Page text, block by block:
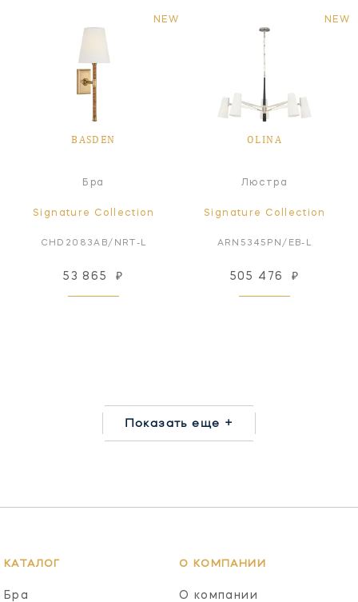
NEW
BASDEN
Бра
Signature Collection
CHD2083AB/NRT-L
53 865 ₽
NEW
OLINA
Люстра
Signature Collection
ARN5345PN/EB-L
505 476 ₽
Показать еще +
КАТАЛОГ
Бра
О КОМПАНИИ
О компании